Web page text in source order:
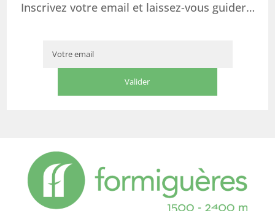
Inscrivez votre email et laissez-vous guider…